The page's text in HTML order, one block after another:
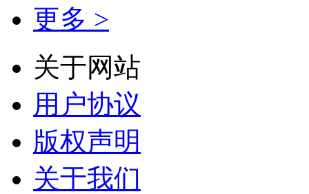
更多 >
关于网站
用户协议
版权声明
关于我们